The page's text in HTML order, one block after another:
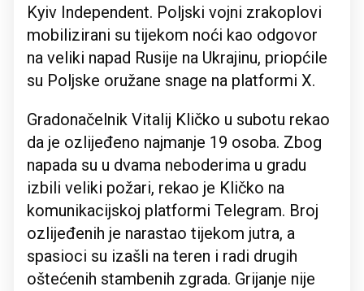
Kyiv Independent. Poljski vojni zrakoplovi
mobilizirani su tijekom noći kao odgovor
na veliki napad Rusije na Ukrajinu, priopćile
su Poljske oružane snage na platformi X.
Gradonačelnik Vitalij Kličko u subotu rekao
da je ozlijeđeno najmanje 19 osoba. Zbog
napada su u dvama neboderima u gradu
izbili veliki požari, rekao je Kličko na
komunikacijskoj platformi Telegram. Broj
ozlijeđenih je narastao tijekom jutra, a
spasioci su izašli na teren i radi drugih
oštećenih stambenih zgrada. Grijanje nije